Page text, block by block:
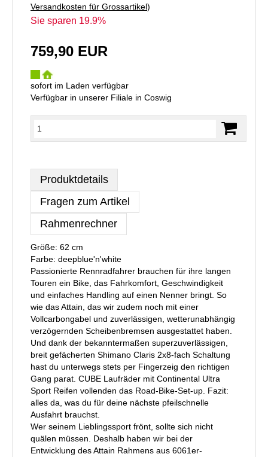
Versandkosten für Grossartikel)
Sie sparen 19.9%
759,90 EUR
sofort im Laden verfügbar
Verfügbar in unserer Filiale in Coswig
Produktdetails
Fragen zum Artikel
Rahmenrechner
Größe: 62 cm
Farbe: deepblue'n'white
Passionierte Rennradfahrer brauchen für ihre langen
Touren ein Bike, das Fahrkomfort, Geschwindigkeit
und einfaches Handling auf einen Nenner bringt. So
wie das Attain, das wir zudem noch mit einer
Vollcarbongabel und zuverlässigen, wetterunabhängig
verzögernden Scheibenbremsen ausgestattet haben.
Und dank der bekanntermaßen superzuverlässigen,
breit gefächerten Shimano Claris 2x8-fach Schaltung
hast du unterwegs stets per Fingerzeig den richtigen
Gang parat. CUBE Laufräder mit Continental Ultra
Sport Reifen vollenden das Road-Bike-Set-up. Fazit:
alles da, was du für deine nächste pfeilschnelle
Ausfahrt brauchst.
Wer seinem Lieblingssport frönt, sollte sich nicht
quälen müssen. Deshalb haben wir bei der
Entwicklung des Attain Rahmens aus 6061er-